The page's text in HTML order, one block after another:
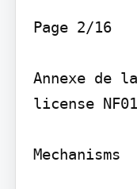
Page 2/16
Annexe de
license
Mechanisms